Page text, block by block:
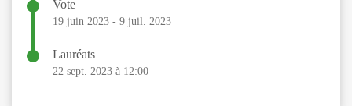
Vote
19 juin 2023 - 9 juil. 2023
Lauréats
22 sept. 2023 à 12:00